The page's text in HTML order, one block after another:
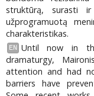
struktūrą, surasti
užprogramuotą
charakteristikas.
EN
Until now in
dramaturgy,
attention and had
barriers have